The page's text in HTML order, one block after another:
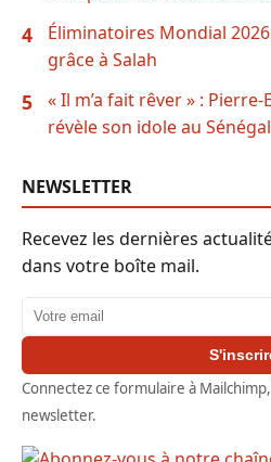
4
Éliminatoires Mondial
grâce à Salah
5
« Il m’a fait rêver » :
révèle son idole au Sénégal
NEWSLETTER
Recevez les dernières
dans votre boîte mail.
Adresse email
Connectez ce formulaire à
newsletter.